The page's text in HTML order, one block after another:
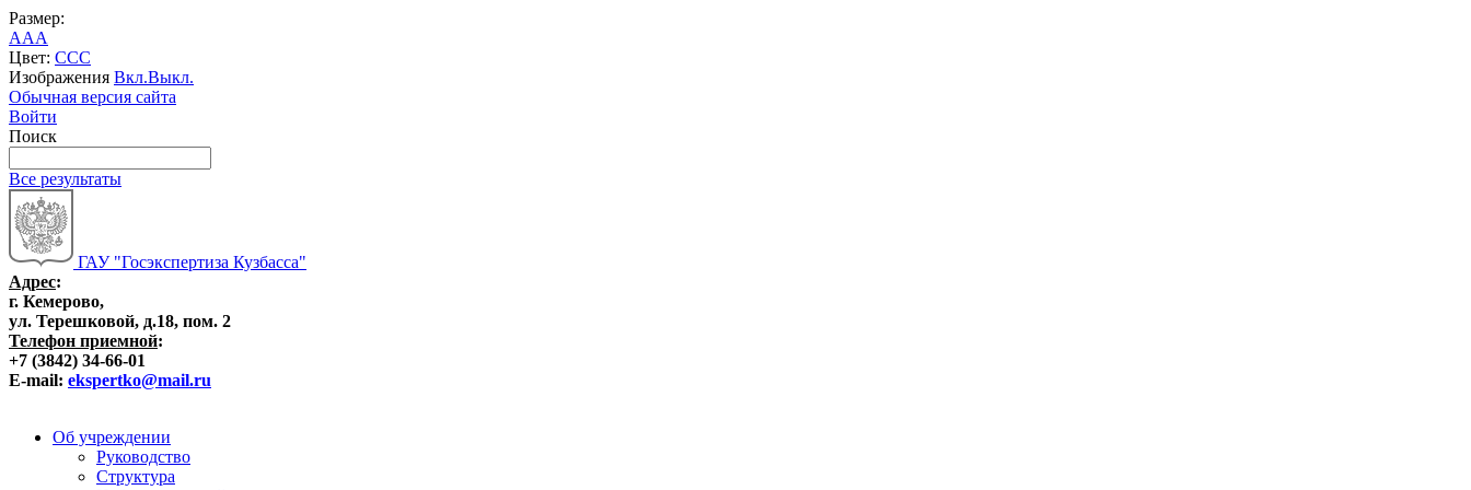
Размер:
AAA
Цвет: CCC
Изображения Вкл.Выкл.
Обычная версия сайта
Войти
Поиск
Все результаты
ГАУ "Госэкспертиза Кузбасса"
Адрес:
г. Кемерово,
ул. Терешковой, д.18, пом. 2
Телефон приемной:
+7 (3842) 34-66-01
E-mail: ekspertko@mail.ru
Об учреждении
Руководство
Структура